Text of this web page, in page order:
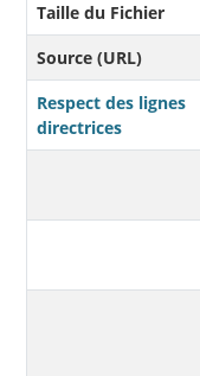
Taille du Fichier
Source (URL)
Respect des lignes
directrices